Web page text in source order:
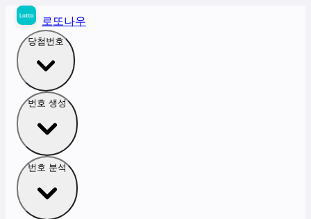
로또나우
당첨번호
번호 생성
번호 분석